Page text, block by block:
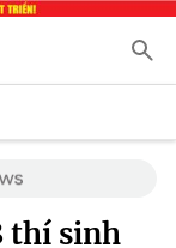
thí sinh